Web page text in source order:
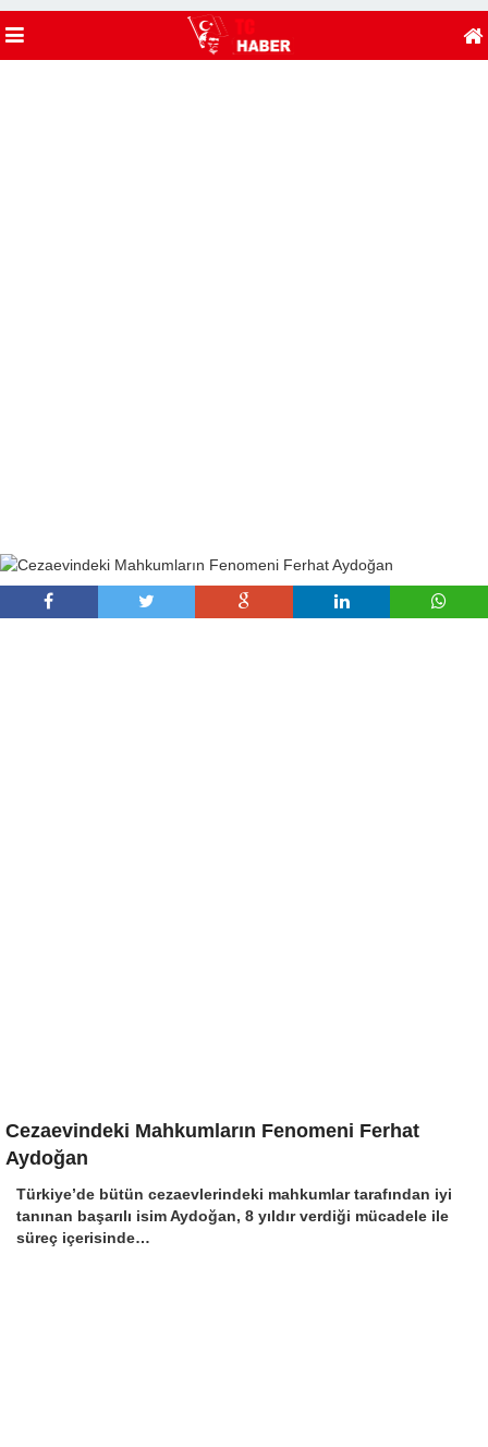
Cezaevindeki Mahkumların Fenomeni Ferhat
Aydoğan
Türkiye’de bütün cezaevlerindeki mahkumlar tarafından iyi
tanınan başarılı isim Aydoğan, 8 yıldır verdiği mücadele ile
süreç içerisinde…